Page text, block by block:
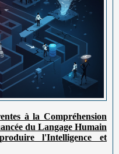
à la Compréhension
du Langage Humain
l'Intelligence et